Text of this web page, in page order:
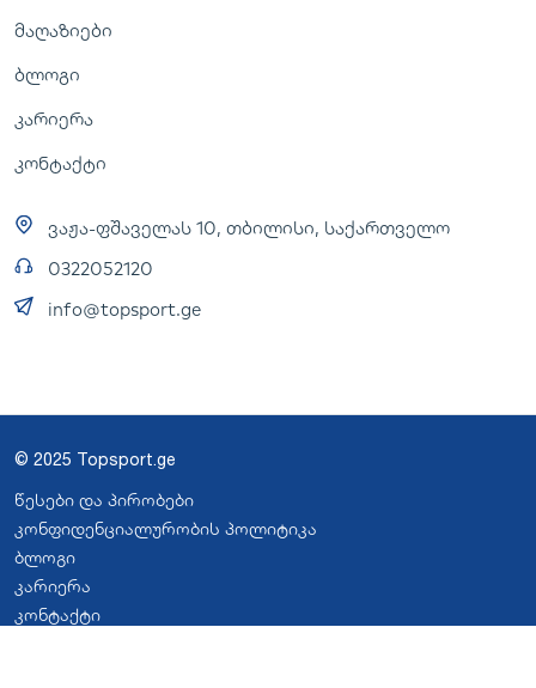
მაღაზიები
ბლოგი
კარიერა
კონტაქტი
ვაჟა-ფშაველას 10, თბილისი, საქართველო
0322052120
info@topsport.ge
© 2025 Topsport.ge
წესები და პირობები
კონფიდენციალურობის პოლიტიკა
ბლოგი
კარიერა
კონტაქტი